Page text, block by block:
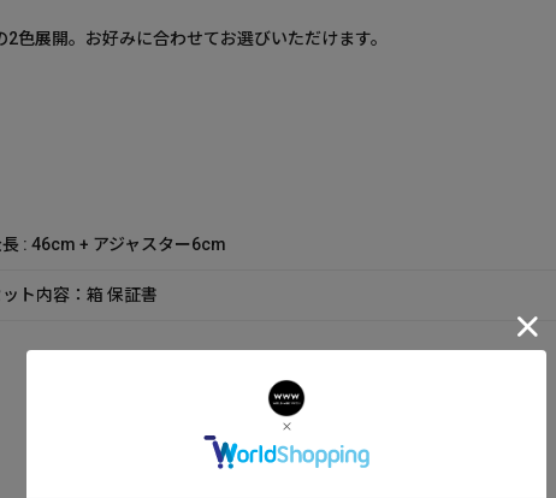
色展開。お好みに合わせてお選びいただけます。
: 46cm + アジャスター6cm
ット内容：箱 保証書